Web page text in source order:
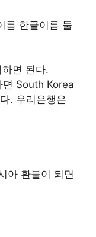
름 한글이름 둘
면 된다.
면 South Korea
. 우리은행은
아 환불이 되면